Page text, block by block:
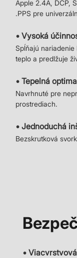
Apple 2.4A, DCP,
.PPS pre
• Vysoká
Spĺňajú nariadenie
teplo a predlžuje
• Tepelná
Navrhnuté pre
prostrediach.
• Jednoduchá
Bezskrutková
•